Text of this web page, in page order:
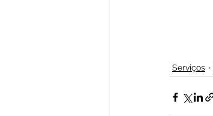
Serviços